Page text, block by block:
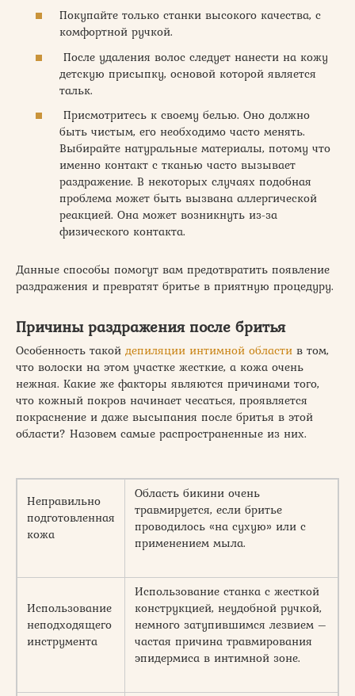
Покупайте только станки высокого качества, с
комфортной ручкой.
После удаления волос следует нанести на кожу
детскую присыпку, основой которой является
тальк.
Присмотритесь к своему белью. Оно должно
быть чистым, его необходимо часто менять.
Выбирайте натуральные материалы, потому что
именно контакт с тканью часто вызывает
раздражение. В некоторых случаях подобная
проблема может быть вызвана аллергической
реакцией. Она может возникнуть из-за
физического контакта.
Данные способы помогут вам предотвратить появление
раздражения и превратят бритье в приятную процедуру.
Причины раздражения после бритья
Особенность такой депиляции интимной области в том,
что волоски на этом участке жесткие, а кожа очень
нежная. Какие же факторы являются причинами того,
что кожный покров начинает чесаться, проявляется
покраснение и даже высыпания после бритья в этой
области? Назовем самые распространенные из них.
Неправильно
подготовленная
кожа
Область бикини очень
травмируется, если бритье
проводилось «на сухую» или с
применением мыла.
Использование
неподходящего
инструмента
Использование станка с жесткой
конструкцией, неудобной ручкой,
немного затупившимся лезвием –
частая причина травмирования
эпидермиса в интимной зоне.